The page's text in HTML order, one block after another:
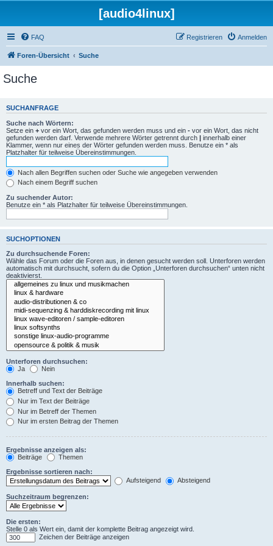
[audio4linux]
FAQ Anmelden
Registrieren
Foren-Übersicht Suche
Suche
SUCHANFRAGE
Suche nach Wörtern:
Setze ein + vor ein Wort, das gefunden werden muss und ein - vor ein Wort, das nicht
gefunden werden darf. Verwende mehrere Wörter getrennt durch | innerhalb einer
Klammer, wenn nur eines der Wörter gefunden werden muss. Benutze ein * als
Platzhalter für teilweise Übereinstimmungen.
Nach allen Begriffen suchen oder Suche wie angegeben verwenden
Nach einem Begriff suchen
Zu suchender Autor:
Benutze ein * als Platzhalter für teilweise Übereinstimmungen.
SUCHOPTIONEN
Zu durchsuchende Foren:
Wähle das Forum oder die Foren aus, in denen gesucht werden soll. Unterforen werden
automatisch mit durchsucht, sofern du die Option „Unterforen durchsuchen“ unten nicht
deaktivierst.
Unterforen durchsuchen:
Ja
Nein
Innerhalb suchen:
Betreff und Text der Beiträge
Nur im Text der Beiträge
Nur im Betreff der Themen
Nur im ersten Beitrag der Themen
Ergebnisse anzeigen als:
Beiträge
Themen
Ergebnisse sortieren nach:
Aufsteigend
Absteigend
Suchzeitraum begrenzen:
Die ersten:
Stelle 0 als Wert ein, damit der komplette Beitrag angezeigt wird.
Zeichen der Beiträge anzeigen